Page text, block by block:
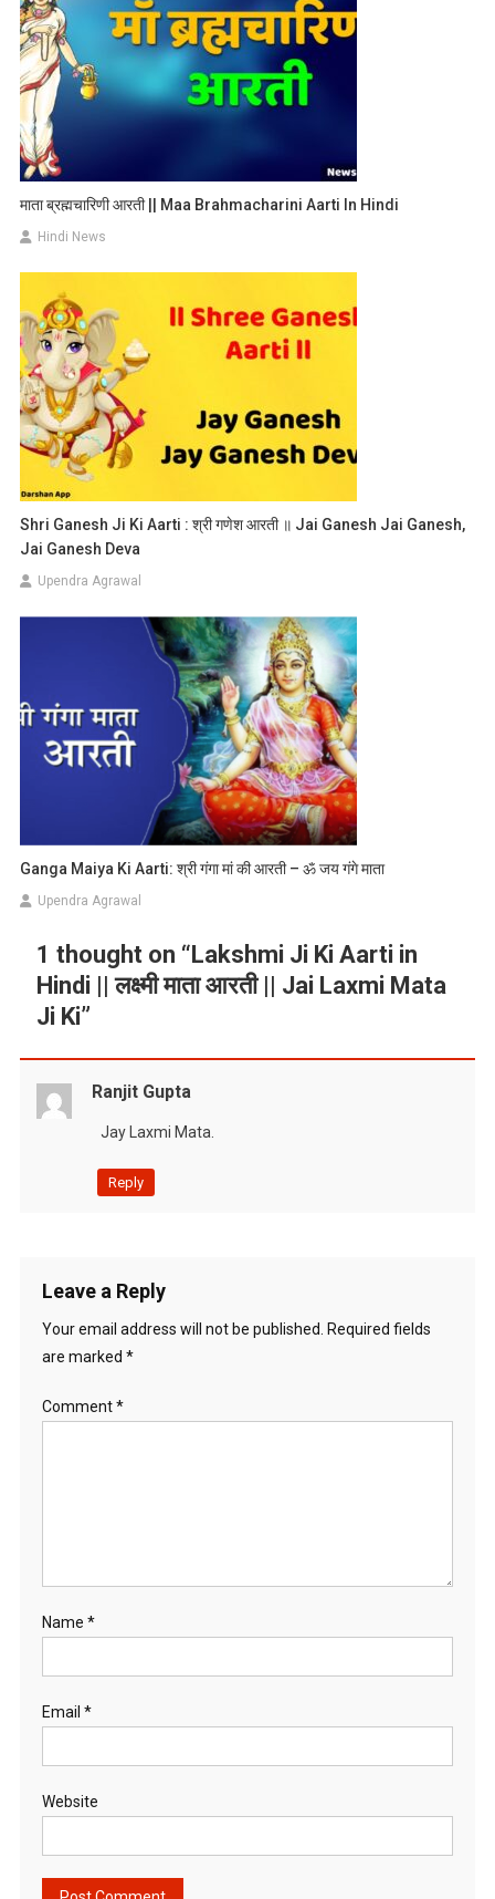
माता ब्रह्मचारिणी आरती || Maa Brahmacharini Aarti In Hindi
Hindi News
Shri Ganesh Ji Ki Aarti : श्री गणेश आरती ॥ Jai Ganesh Jai Ganesh,
Jai Ganesh Deva
Upendra Agrawal
Ganga Maiya Ki Aarti: श्री गंगा मां की आरती – ॐ जय गंगे माता
Upendra Agrawal
1 thought on “Lakshmi Ji Ki Aarti in
Hindi || लक्ष्मी माता आरती || Jai Laxmi Mata
Ji Ki”
Ranjit Gupta
Jay Laxmi Mata.
Reply
Leave a Reply
Your email address will not be published.
Required fields
are marked *
Comment*
Name *
Email *
Website